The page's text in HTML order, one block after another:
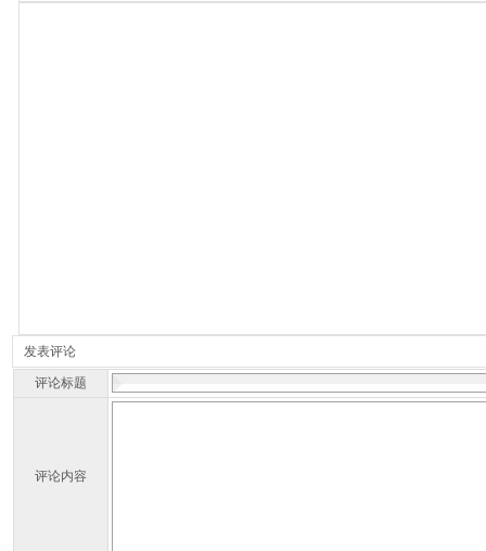
发表评论
评论标题
评论内容